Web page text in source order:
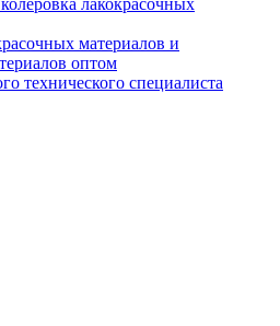
лакокрасочных
материалов и
оптом
технического специалиста